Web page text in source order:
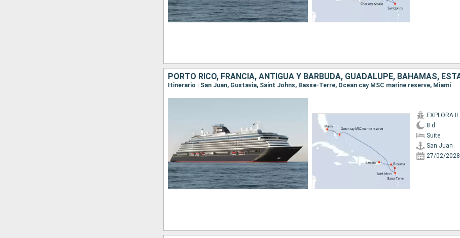
Itinerario : San Juan, Gustavia, Saint Johns, Basse-Terre, Ocean cay MSC marine reserve, Miami
EXPLORA II
8 d
Suite
San Juan
27/02/2028